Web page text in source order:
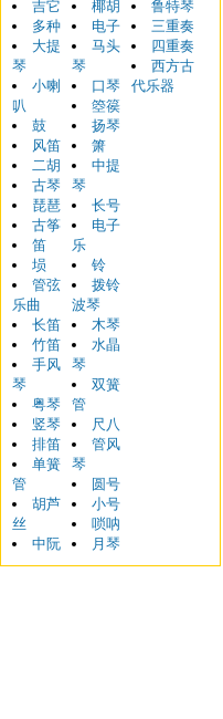
吉它
多种
大提
琴
小喇
叭
鼓
风笛
二胡
古琴
琵琶
古筝
笛
埙
管弦
乐曲
长笛
竹笛
手风
琴
粤琴
竖琴
排笛
单簧
管
胡芦
丝
中阮
椰胡
电子
马头
琴
口琴
箜篌
扬琴
箫
中提
琴
长号
电子
乐
铃
拨铃
波琴
木琴
水晶
琴
双簧
管
尺八
管风
琴
圆号
小号
唢呐
月琴
鲁特琴
三重奏
四重奏
西方古
代乐器